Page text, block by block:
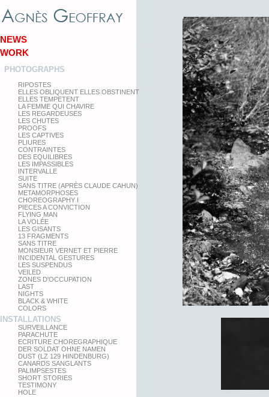
NEWS
WORK
PHOTOGRAPHS
RIPOSTES
ELLES OBLIQUENT ELLES OBSTINENT
ELLES TEMPETENT
LA FEMME QUI CHAVIRE
LES REGARDEUSES
LES CHUTES
PROOFS
LES CAPTIVES
PLIURES
CONTRAINTES
DES EQUILIBRES
LES IMPASSIBLES
INTERVALLE
SUITE
SANS TITRE (APRÈS CLAUDE CAHUN)
METAMORPHOSES
CHOREOGRAPHY I
PIECES A CONVICTION
FLYING MAN
LA VOLÉE
LES GISANTS
13 FRAGMENTS
SANS TITRE
MONSIEUR VERNET ET PIERRE
INCIDENTAL GESTURES
LES SUSPENDUS
VEILED
ZONES D'OCCUPATION
LAST
NIGHTS
BLACK & WHITE
COLORS
INSTALLATIONS
SURVEILLANCE
PARACHUTE
ECRITURE CHOREGRAPHIQUE
DER SOLDAT OHNE NAMEN
DUST (LZ 129 HINDENBURG)
CANARDS SANGLANTS
PALIMPSESTES
SHORT STORIES
TESTIMONY
HOLE